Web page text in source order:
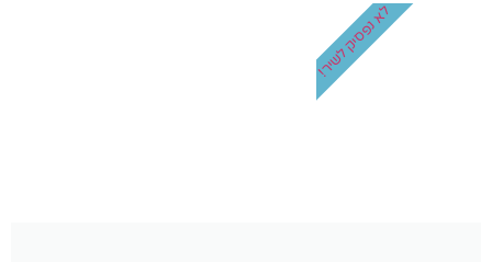
לא נפסיק לשיר!